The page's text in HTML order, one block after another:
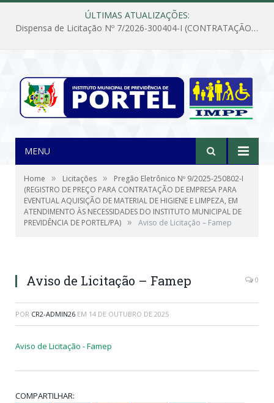
ÚLTIMAS ATUALIZAÇÕES:
Dispensa de Licitação Nº 7/2026-300404-I (CONTRATAÇÃO DE EMPRESA PARA MANUTENÇÃO E REPARAÇÃO DE APARELHOS DE AR CONDICIONADO, EM ATENDIMENTO ÀS NECESSIDADES DO INSTITUTO DE PREVIDÊNCIA MUNICIPAL DE PORTEL/PA)
MENU
Home » Licitações »
Pregão Eletrônico Nº 9/2025-250802-I
(REGISTRO DE PREÇO PARA CONTRATAÇÃO DE EMPRESA PARA
EVENTUAL AQUISIÇÃO DE MATERIAL DE HIGIENE E LIMPEZA, EM
ATENDIMENTO ÀS NECESSIDADES DO INSTITUTO MUNICIPAL DE
PREVIDÊNCIA DE PORTEL/PA) » Aviso de Licitação – Famep
Aviso de Licitação – Famep 0
POR CR2-ADMIN26 EM 14 DE OUTUBRO DE 2025
Aviso de Licitação - Famep
COMPARTILHAR: